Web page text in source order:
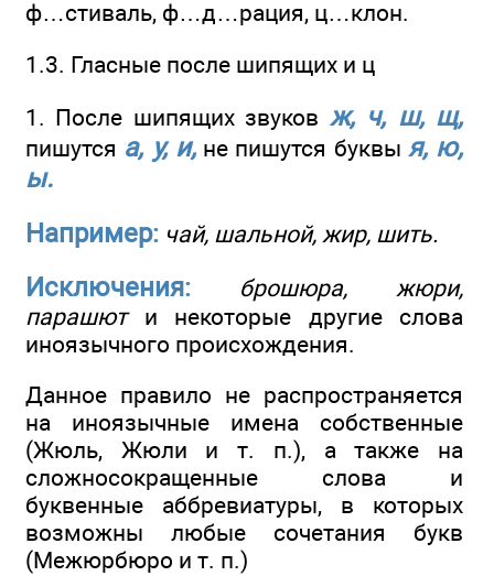
ф…стиваль, ф…д…рация, ц…клон.
1.3. Гласные после шипящих и ц
1. После шипящих звуков ж, ч, ш, щ,
пишутся а, у, и,не пишутся буквы я, ю,
ы.
Например: чай, шальной, жир, шить.
Исключения:
брошюра, жюри,
парашюти некоторые другие слова
иноязычного происхождения.
Данное правило не распространяется
на иноязычные имена собственные
(Жюль, Жюли и т. п.), а также на
сложносокращенные слова и
буквенные аббревиатуры, в которых
возможны любые сочетания букв
(Межюрбюро и т. п.)